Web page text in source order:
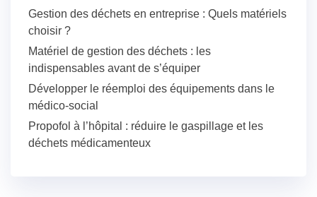
Gestion des déchets en entreprise : Quels matériels
choisir ?
Matériel de gestion des déchets : les
indispensables avant de s’équiper
Développer le réemploi des équipements dans le
médico-social
Propofol à l’hôpital : réduire le gaspillage et les
déchets médicamenteux